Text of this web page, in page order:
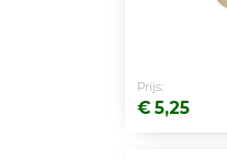
Prijs:
€ 5,25